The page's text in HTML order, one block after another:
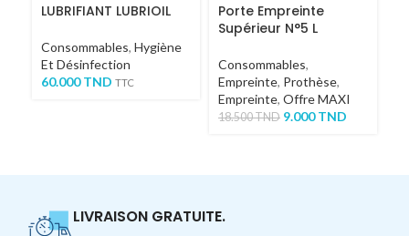
LUBRIFIANT LUBRIOIL
Consommables, Hygiène
Et Désinfection
60.000TND TTC
Porte Empreinte
Supérieur N°5 L
Consommables,
Empreinte, Prothèse,
Empreinte, Offre MAXI
18.500TND 9.000TND
LIVRAISON GRATUITE.